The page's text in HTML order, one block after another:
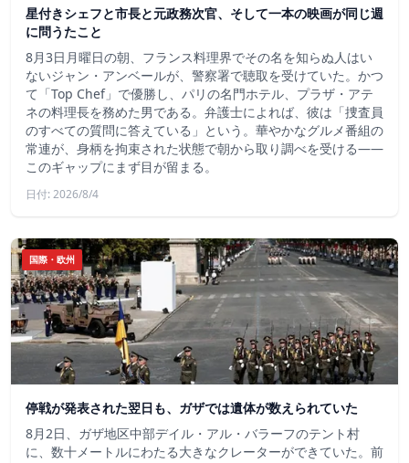
星付きシェフと市長と元政務次官、そして一本の映画が同じ週
に問うたこと
8月3日月曜日の朝、フランス料理界でその名を知らぬ人はい
ないジャン・アンベールが、警察署で聴取を受けていた。かつ
て「Top Chef」で優勝し、パリの名門ホテル、プラザ・アテ
ネの料理長を務めた男である。弁護士によれば、彼は「捜査員
のすべての質問に答えている」という。華やかなグルメ番組の
常連が、身柄を拘束された状態で朝から取り調べを受ける――
このギャップにまず目が留まる。
日付: 2026/8/4
国際・欧州
停戦が発表された翌日も、ガザでは遺体が数えられていた
8月2日、ガザ地区中部デイル・アル・バラーフのテント村
に、数十メートルにわたる大きなクレーターができていた。前